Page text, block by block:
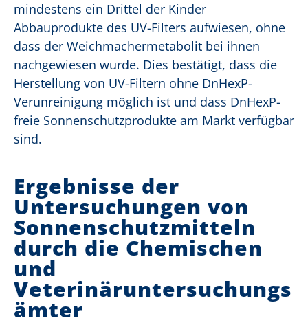
mindestens ein Drittel der Kinder
Abbauprodukte des UV-Filters aufwiesen, ohne
dass der Weichmachermetabolit bei ihnen
nachgewiesen wurde. Dies bestätigt, dass die
Herstellung von UV-Filtern ohne DnHexP-
Verunreinigung möglich ist und dass DnHexP-
freie Sonnenschutzprodukte am Markt verfügbar
sind.
Ergebnisse der
Untersuchungen von
Sonnenschutzmitteln
durch die Chemischen
und
Veterinäruntersuchungs
ämter